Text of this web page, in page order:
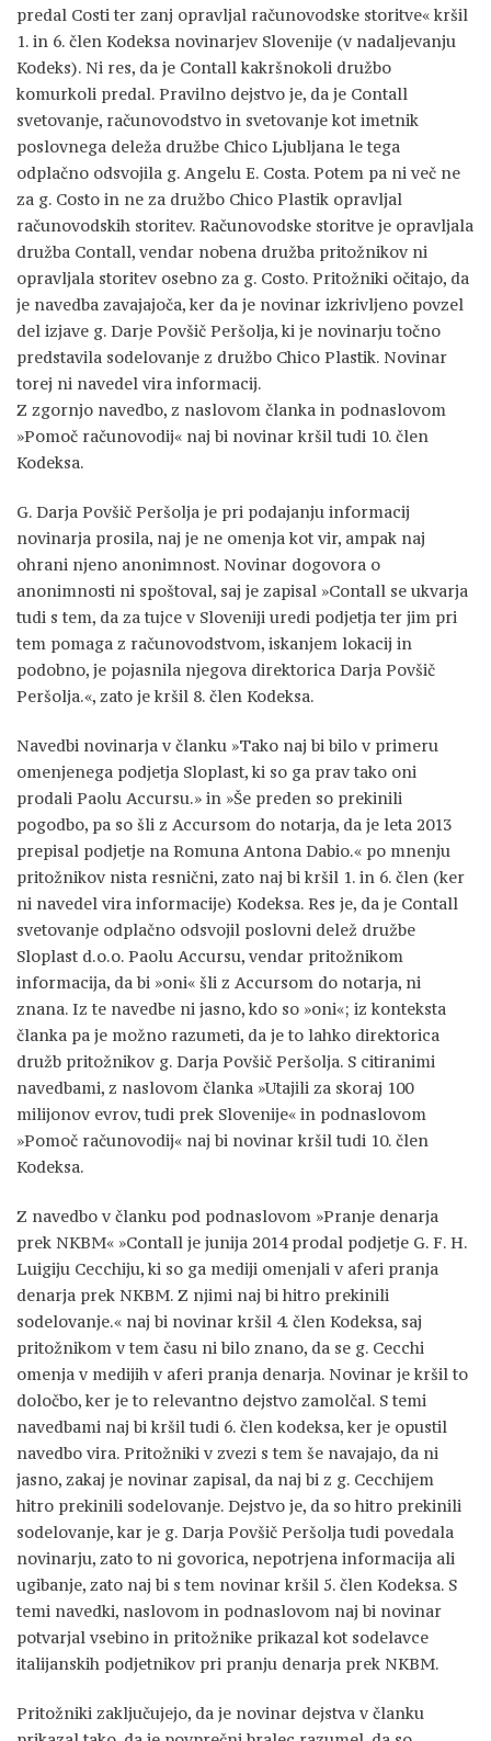
predal Costi ter zanj opravljal računovodske storitve« kršil
1. in 6. člen Kodeksa novinarjev Slovenije (v nadaljevanju
Kodeks). Ni res, da je Contall kakršnokoli družbo
komurkoli predal. Pravilno dejstvo je, da je Contall
svetovanje, računovodstvo in svetovanje kot imetnik
poslovnega deleža družbe Chico Ljubljana le tega
odplačno odsvojila g. Angelu E. Costa. Potem pa ni več ne
za g. Costo in ne za družbo Chico Plastik opravljal
računovodskih storitev. Računovodske storitve je opravljala
družba Contall, vendar nobena družba pritožnikov ni
opravljala storitev osebno za g. Costo. Pritožniki očitajo, da
je navedba zavajajoča, ker da je novinar izkrivljeno povzel
del izjave g. Darje Povšič Peršolja, ki je novinarju točno
predstavila sodelovanje z družbo Chico Plastik. Novinar
torej ni navedel vira informacij.
Z zgornjo navedbo, z naslovom članka in podnaslovom
»Pomoč računovodij« naj bi novinar kršil tudi 10. člen
Kodeksa.
G. Darja Povšič Peršolja je pri podajanju informacij
novinarja prosila, naj je ne omenja kot vir, ampak naj
ohrani njeno anonimnost. Novinar dogovora o
anonimnosti ni spoštoval, saj je zapisal »Contall se ukvarja
tudi s tem, da za tujce v Sloveniji uredi podjetja ter jim pri
tem pomaga z računovodstvom, iskanjem lokacij in
podobno, je pojasnila njegova direktorica Darja Povšič
Peršolja.«, zato je kršil 8. člen Kodeksa.
Navedbi novinarja v članku »Tako naj bi bilo v primeru
omenjenega podjetja Sloplast, ki so ga prav tako oni
prodali Paolu Accursu.» in »Še preden so prekinili
pogodbo, pa so šli z Accursom do notarja, da je leta 2013
prepisal podjetje na Romuna Antona Dabio.« po mnenju
pritožnikov nista resnični, zato naj bi kršil 1. in 6. člen (ker
ni navedel vira informacije) Kodeksa. Res je, da je Contall
svetovanje odplačno odsvojil poslovni delež družbe
Sloplast d.o.o. Paolu Accursu, vendar pritožnikom
informacija, da bi »oni« šli z Accursom do notarja, ni
znana. Iz te navedbe ni jasno, kdo so »oni«; iz konteksta
članka pa je možno razumeti, da je to lahko direktorica
družb pritožnikov g. Darja Povšič Peršolja. S citiranimi
navedbami, z naslovom članka »Utajili za skoraj 100
milijonov evrov, tudi prek Slovenije« in podnaslovom
»Pomoč računovodij« naj bi novinar kršil tudi 10. člen
Kodeksa.
Z navedbo v članku pod podnaslovom »Pranje denarja
prek NKBM« »Contall je junija 2014 prodal podjetje G. F. H.
Luigiju Cecchiju, ki so ga mediji omenjali v aferi pranja
denarja prek NKBM. Z njimi naj bi hitro prekinili
sodelovanje.« naj bi novinar kršil 4. člen Kodeksa, saj
pritožnikom v tem času ni bilo znano, da se g. Cecchi
omenja v medijih v aferi pranja denarja. Novinar je kršil to
določbo, ker je to relevantno dejstvo zamolčal. S temi
navedbami naj bi kršil tudi 6. člen kodeksa, ker je opustil
navedbo vira. Pritožniki v zvezi s tem še navajajo, da ni
jasno, zakaj je novinar zapisal, da naj bi z g. Cecchijem
hitro prekinili sodelovanje. Dejstvo je, da so hitro prekinili
sodelovanje, kar je g. Darja Povšič Peršolja tudi povedala
novinarju, zato to ni govorica, nepotrjena informacija ali
ugibanje, zato naj bi s tem novinar kršil 5. člen Kodeksa. S
temi navedki, naslovom in podnaslovom naj bi novinar
potvarjal vsebino in pritožnike prikazal kot sodelavce
italijanskih podjetnikov pri pranju denarja prek NKBM.
Pritožniki zaključujejo, da je novinar dejstva v članku